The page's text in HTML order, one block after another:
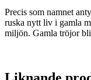
Precis som namnet
ruska nytt liv i gamla
miljön. Gamla tröjor